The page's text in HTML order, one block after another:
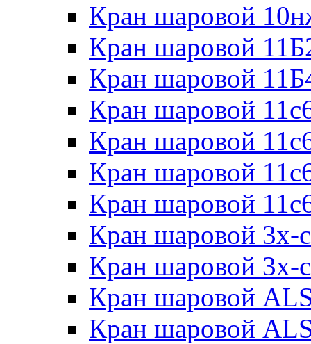
Кран шаровой
Кран шаровой
Кран шаровой
Кран шаровой
Кран шаровой
Кран шаровой
Кран шаровой
Кран шаровой 3х-
Кран шаровой 3х-
Кран шаровой
Кран шаровой